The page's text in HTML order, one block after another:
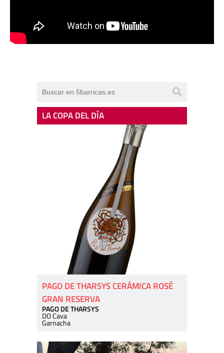
LA COPA DEL DÍA
PAGO DE THARSYS CERÁMICA ROSÉ
GRAN RESERVA
PAGO DE THARSYS
DO Cava
Garnacha